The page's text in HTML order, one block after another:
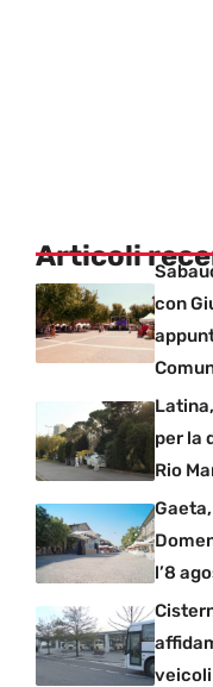
Articoli
con
per la
Rio
l’8